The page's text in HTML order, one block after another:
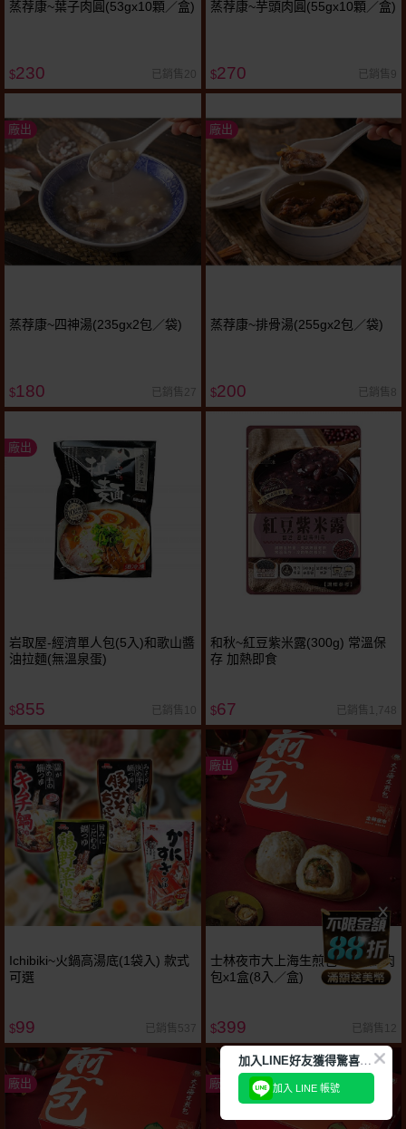
蒸荐康~葉子肉圓(53gx10顆／盒)
$230 已銷售20
蒸荐康~芋頭肉圓(55gx10顆／盒)
$270 已銷售9
廠出
蒸荐康~四神湯(235gx2包／袋)
$180 已銷售27
廠出
蒸荐康~排骨湯(255gx2包／袋)
$200 已銷售8
廠出
岩取屋-經濟單人包(5入)和歌山醬
油拉麵(無溫泉蛋)
$855 已銷售10
和秋~紅豆紫米露(300g) 常溫保
存 加熱即食
$67 已銷售1,748
Ichibiki~火鍋高湯底(1袋入) 款式
可選
$99 已銷售537
廠出
士林夜市大上海生煎包~招牌鮮肉
包x1盒(8入／盒)
$399 已銷售12
廠出 廠出
加
入LINE好友獲得驚喜折扣!
加入 LINE 帳號